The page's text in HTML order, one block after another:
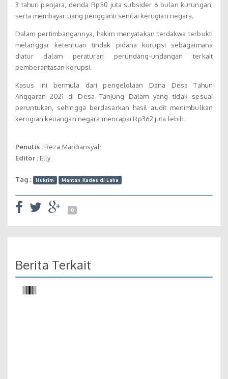
3 tahun penjara, denda Rp50 juta subsider 6 bulan kurungan,
serta membayar uang pengganti senilai kerugian negara.
Dalam pertimbangannya, hakim menyatakan terdakwa terbukti
melanggar ketentuan tindak pidana korupsi sebagaimana
diatur dalam peraturan perundang-undangan terkait
pemberantasan korupsi.
Kasus ini bermula dari pengelolaan Dana Desa Tahun
Anggaran 2021 di Desa Tanjung Dalam yang tidak sesuai
peruntukan, sehingga berdasarkan hasil audit menimbulkan
kerugian keuangan negara mencapai Rp362 juta lebih.
Penulis :Reza Mardiansyah
Editor :Elly
Tag : Hukrim Mantan Kades di Laha
0
Berita Terkait